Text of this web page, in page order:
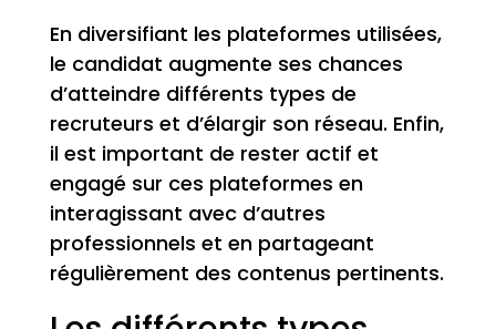
En diversifiant les plateformes utilisées,
le candidat augmente ses chances
d’atteindre différents types de
recruteurs et d’élargir son réseau. Enfin,
il est important de rester actif et
engagé sur ces plateformes en
interagissant avec d’autres
professionnels et en partageant
régulièrement des contenus pertinents.